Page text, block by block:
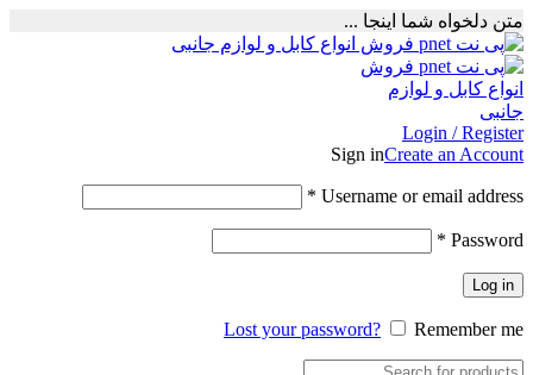
متن دلخواه شما اینجا ...
Login / Register
Sign inCreate an Account
Username or email address
*
Password
*
Log in
Lost your password? Remember me